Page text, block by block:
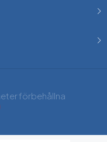
förbehållna